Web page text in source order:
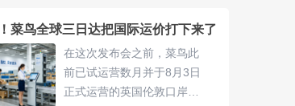
菜鸟全球三日达把国际运价打下来了
在这次发布会之前，菜鸟此
前已试运营数月并于8月3日
正式运营的英国伦敦口岸